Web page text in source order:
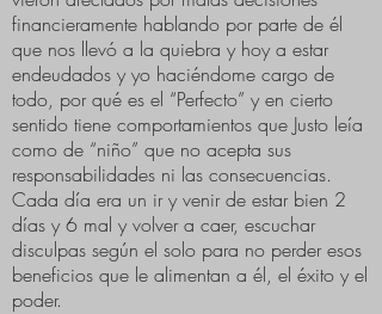
financieramente hablando por parte de él
que nos llevó a la quiebra y hoy a estar
endeudados y yo haciéndome cargo de
todo, por qué es el “Perfecto” y en cierto
sentido tiene comportamientos que Justo leía
como de “niño” que no acepta sus
responsabilidades ni las consecuencias.
Cada día era un ir y venir de estar bien 2
días y 6 mal y volver a caer, escuchar
disculpas según el solo para no perder esos
beneficios que le alimentan a él, el éxito y el
poder.